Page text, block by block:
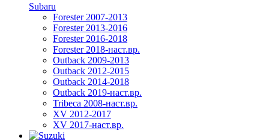
Subaru
Forester 2007-2013
Forester 2013-2016
Forester 2016-2018
Forester 2018-наст.вр.
Outback 2009-2013
Outback 2012-2015
Outback 2014-2018
Outback 2019-наст.вр.
Tribeca 2008-наст.вр.
XV 2012-2017
XV 2017-наст.вр.